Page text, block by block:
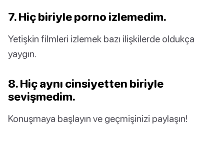
7. Hiç biriyle porno izlemedim.
Yetişkin filmleri izlemek bazı ilişkilerde oldukça
yaygın.
8. Hiç aynı cinsiyetten biriyle
sevişmedim.
Konuşmaya başlayın ve geçmişinizi paylaşın!